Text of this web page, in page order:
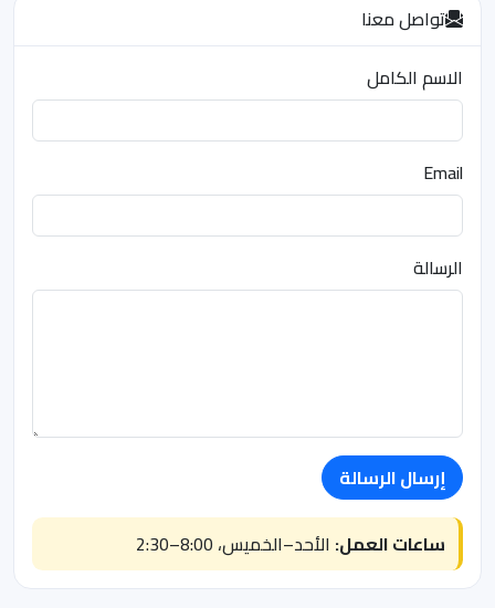
تواصل معنا
الاسم الكامل
Email
الرسالة
إرسال الرسالة
ساعات العمل: الأحد–الخميس، 8:00–2:30